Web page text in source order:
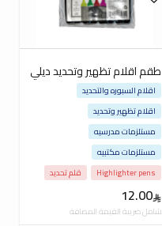
طقم اقلام تظهير وتحديد ديلي
12.00
اقلام السبوره والتحديد
اقلام تظهير وتحديد
مستلزمات مدرسيه
مستلزمات مكتبيه
Highlighter pens
قلم تحديد
شامل ضريبة القيمة المضافة